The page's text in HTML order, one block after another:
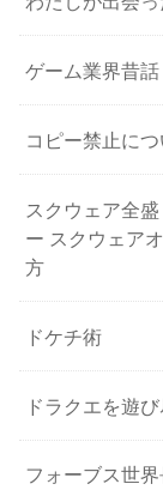
ゲーム業界昔話
コピー禁止に
スクウェア全
ー スクウェア
方
ドケチ術
ドラクエを遊
フォーブス世